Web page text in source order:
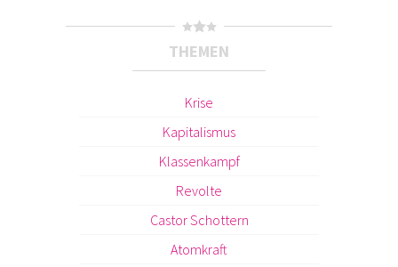
THEMEN
Krise
Kapitalismus
Klassenkampf
Revolte
Castor Schottern
Atomkraft